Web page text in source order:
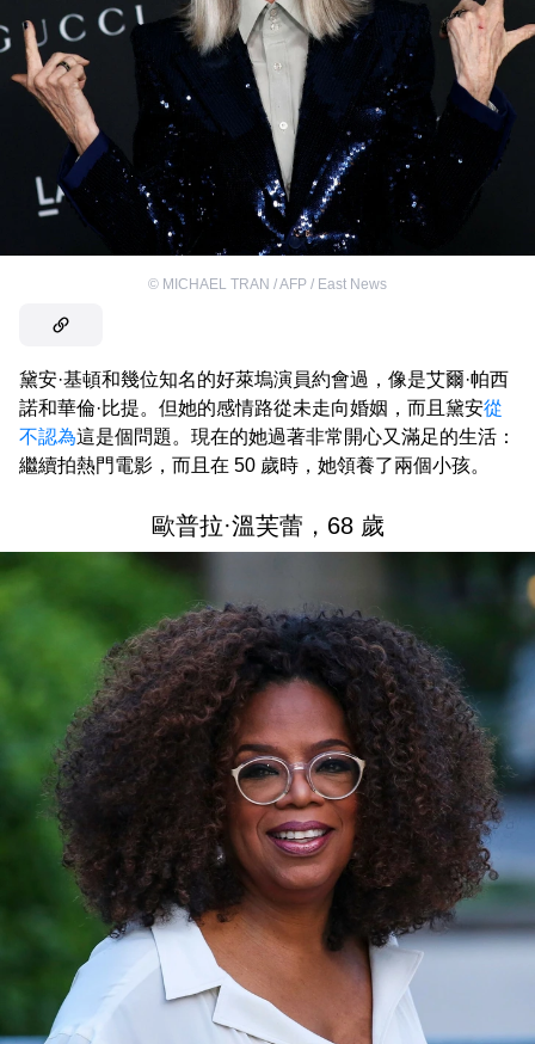
© MICHAEL TRAN / AFP / East News
黛安·基頓和幾位知名的好萊塢演員約會過，像是艾爾·帕西
諾和華倫·比提。但她的感情路從未走向婚姻，而且黛安從
不認為這是個問題。現在的她過著非常開心又滿足的生活：
繼續拍熱門電影，而且在 50 歲時，她領養了兩個小孩。
歐普拉·溫芙蕾，68 歲